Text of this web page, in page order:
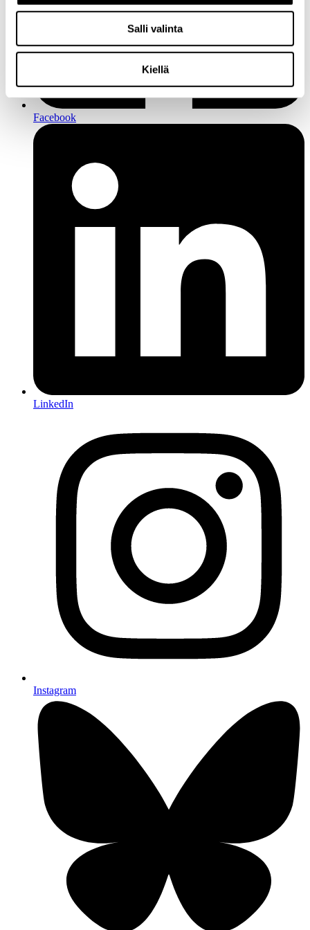
Salli valinta
Kiellä
Facebook
LinkedIn
Instagram